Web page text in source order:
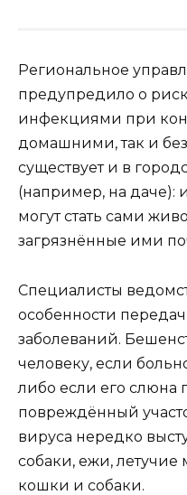
Региональное
предупредило о
инфекциями при
домашними, так и
существует и в
(например, на даче):
могут стать сами
загрязнённые ими
Специалисты
особенности
заболеваний.
человеку, если
либо если его слюна
повреждённый
вируса нередко
собаки, ежи,
кошки и собаки.